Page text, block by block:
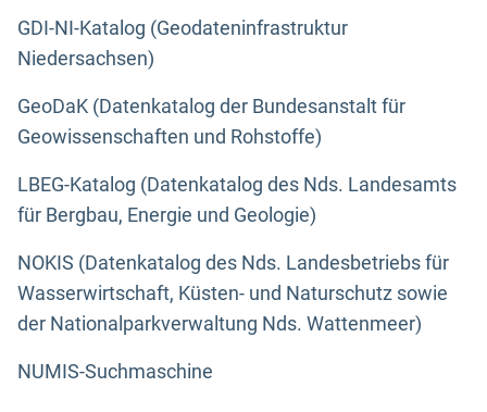
GDI-NI-Katalog (Geodateninfrastruktur
Niedersachsen)
GeoDaK (Datenkatalog der Bundesanstalt für
Geowissenschaften und Rohstoffe)
LBEG-Katalog (Datenkatalog des Nds. Landesamts
für Bergbau, Energie und Geologie)
NOKIS (Datenkatalog des Nds. Landesbetriebs für
Wasserwirtschaft, Küsten- und Naturschutz sowie
der Nationalparkverwaltung Nds. Wattenmeer)
NUMIS-Suchmaschine